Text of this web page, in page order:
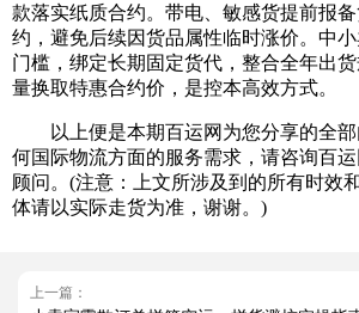
款落实纸质合约。带电、敏感货提前报
约，避免后续因货品属性临时涨价。中
门槛，绑定长期固定货代，整合全年出
量换取特惠合约价，是控本高效方式。
以上便是本期百运网为您分享的全部
何国际物流方面的服务需求，请咨询百
顾问。(注意：上文所涉及到的所有时效
体请以实际走货为准，谢谢。)
上一篇：